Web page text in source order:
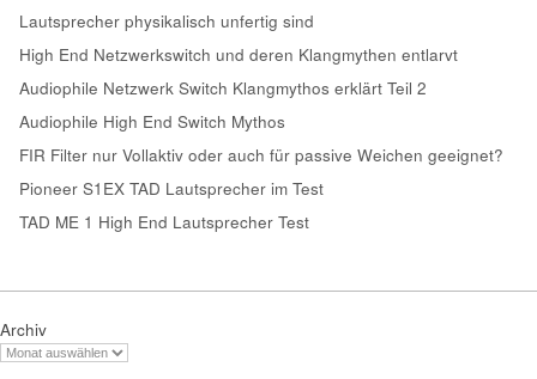
Lautsprecher physikalisch unfertig sind
High End Netzwerkswitch und deren Klangmythen entlarvt
Audiophile Netzwerk Switch Klangmythos erklärt Teil 2
Audiophile High End Switch Mythos
FIR Filter nur Vollaktiv oder auch für passive Weichen geeignet?
Pioneer S1EX TAD Lautsprecher im Test
TAD ME 1 High End Lautsprecher Test
Archiv